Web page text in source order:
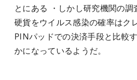
とにある ・しかし研究機関の
硬貨をウイルス感染の確率はク
PINパッドでの決済手段と比較
かになっているようだ。